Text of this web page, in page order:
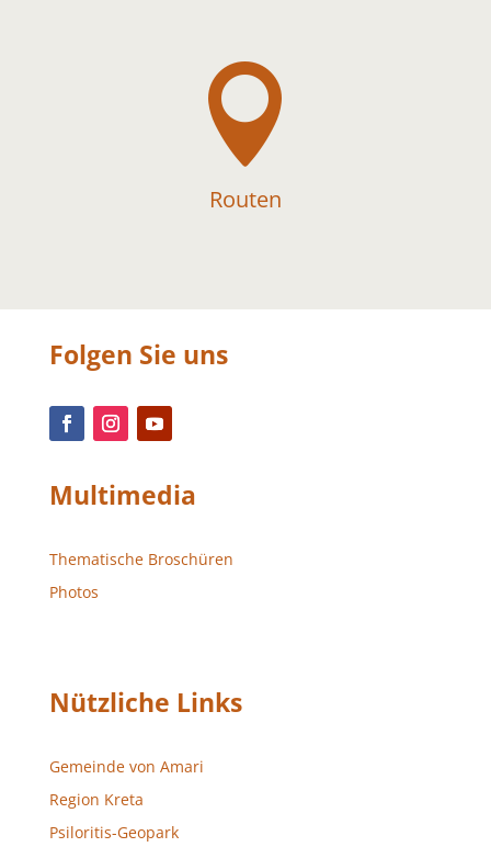

Routen
Folgen Sie uns
Multimedia
Thematische Broschüren
Photos
Nützliche Links
Gemeinde von Amari
Region Kreta
Psiloritis-Geopark